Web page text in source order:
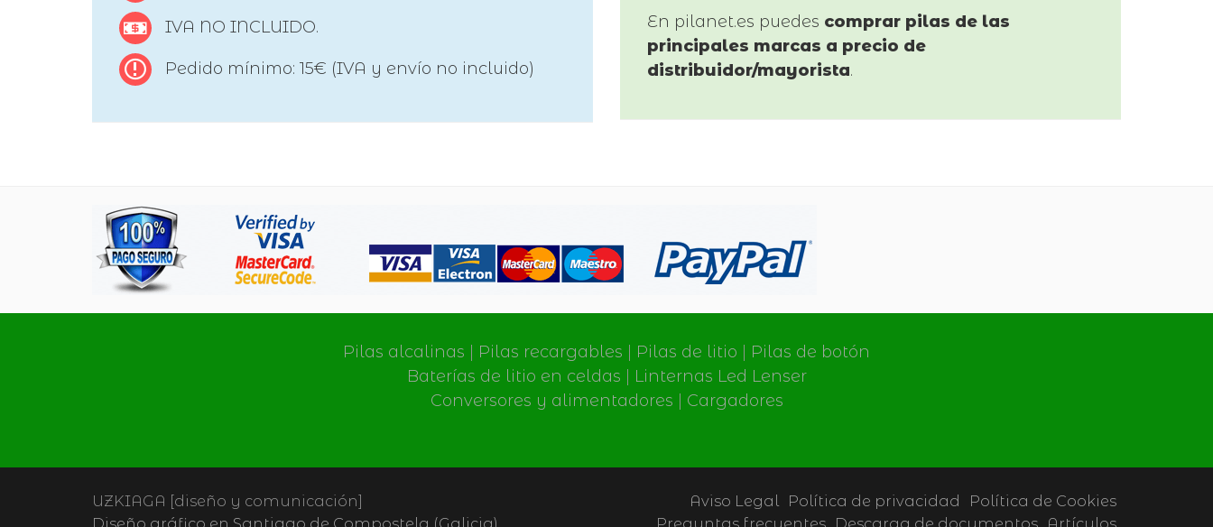
IVA NO INCLUIDO.
Pedido mínimo: 15€ (IVA y envío no incluido)
En pilanet.es puedes comprar pilas de las
principales marcas a precio de
distribuidor/mayorista.
Pilas alcalinas Pilas recargables Pilas de litio
Pilas de botón
Baterías de litio en celdas
Linternas Led Lenser
Conversores y alimentadores
Cargadores
UZKIAGA [diseño y comunicación]
Aviso Legal Política de privacidad
Política de Cookies